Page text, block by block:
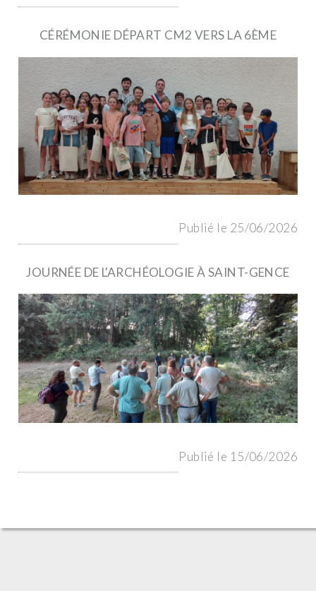
CÉRÉMONIE DÉPART CM2 VERS LA 6ÈME
Publié le 25/06/2026
JOURNÉE DE L'ARCHÉOLOGIE À SAINT-GENCE
Publié le 15/06/2026